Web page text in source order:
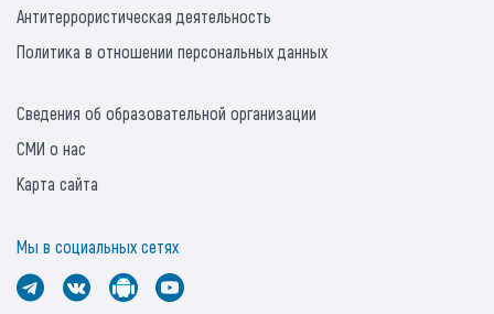
Антитеррористическая деятельность
Политика в отношении персональных данных
Сведения об образовательной организации
СМИ о нас
Карта сайта
Мы в социальных сетях